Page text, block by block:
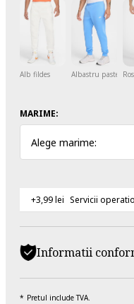
Alb fildes Albastru pastel
MARIME:
Alege marime:
+3,99 lei Servicii
Informatii
Pretul include TVA.